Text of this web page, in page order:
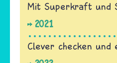
Mit Superkraft und
2021
Clever checken und